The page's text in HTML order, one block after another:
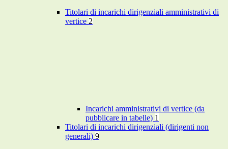
Titolari di incarichi dirigenziali amministrativi di
vertice 2
Incarichi amministrativi di vertice (da
pubblicare in tabelle) 1
Titolari di incarichi dirigenziali (dirigenti non
generali) 9